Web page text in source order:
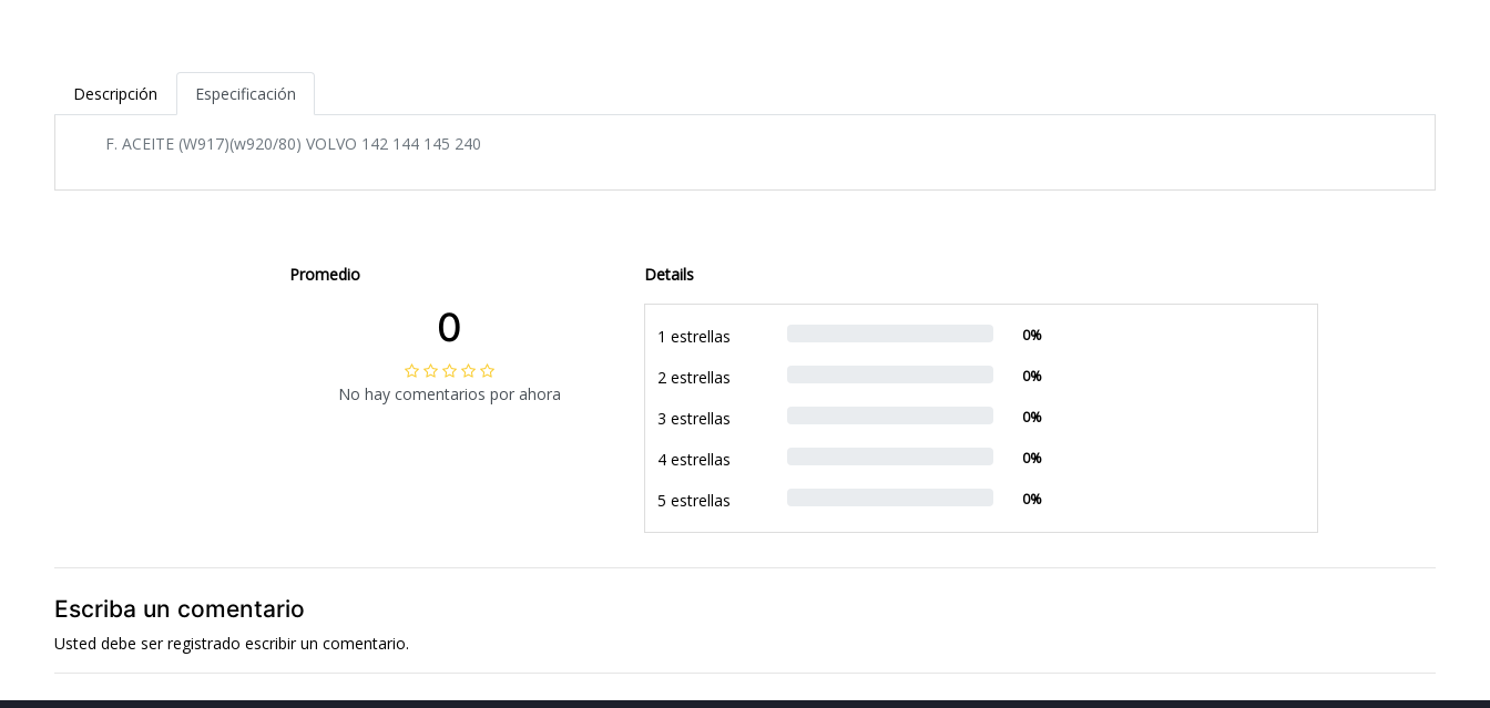
Descripción Especificación
F. ACEITE (W917)(w920/80) VOLVO 142 144 145 240
Promedio
0
No hay comentarios por ahora
Details
1 estrellas 0%
2 estrellas 0%
3 estrellas 0%
4 estrellas 0%
5 estrellas 0%
Escriba un comentario
Usted debe serregistrado escribir un comentario.